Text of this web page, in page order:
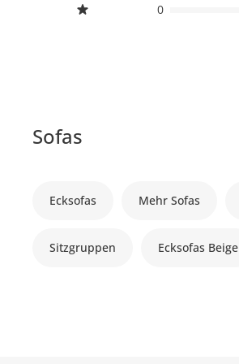
0
Sofas
Ecksofas Mehr Sofas
Sitzgruppen Ecksofas Beige